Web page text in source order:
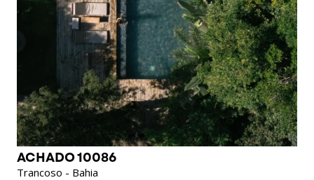
ACHADO 10086
Trancoso - Bahia